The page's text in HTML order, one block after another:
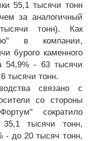
55,1 тысячи тонн
за аналогичный
тонн). Как
в компании,
бурого каменного
54,9% - 63 тысячи
тысячи тонн.
связано с
со стороны
сократило
тысячи тонн,
- до 20 тысяч тонн,